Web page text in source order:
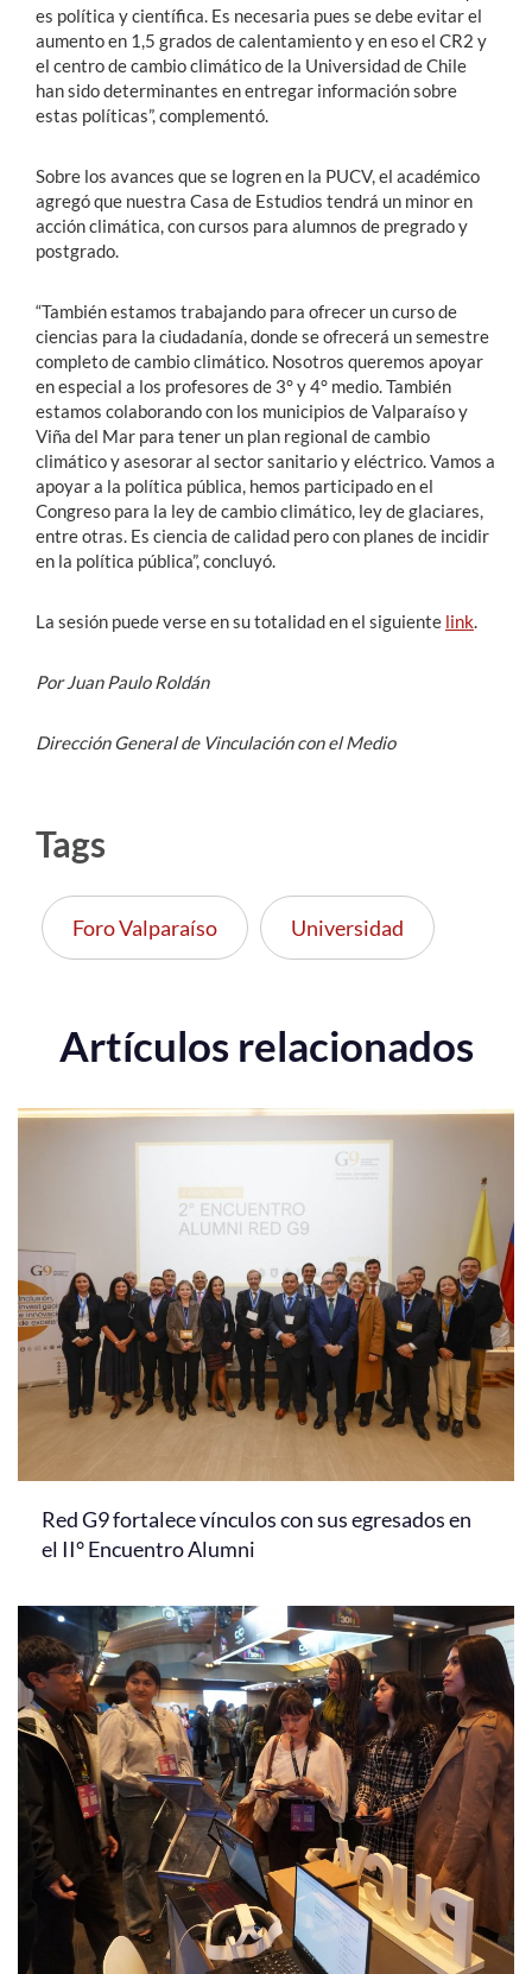
es política y científica. Es necesaria pues se debe evitar el
aumento en 1,5 grados de calentamiento y en eso el CR2 y
el centro de cambio climático de la Universidad de Chile
han sido determinantes en entregar información sobre
estas políticas”, complementó.
Sobre los avances que se logren en la PUCV, el académico
agregó que nuestra Casa de Estudios tendrá un minor en
acción climática, con cursos para alumnos de pregrado y
postgrado.
“También estamos trabajando para ofrecer un curso de
ciencias para la ciudadanía, donde se ofrecerá un semestre
completo de cambio climático. Nosotros queremos apoyar
en especial a los profesores de 3° y 4° medio. También
estamos colaborando con los municipios de Valparaíso y
Viña del Mar para tener un plan regional de cambio
climático y asesorar al sector sanitario y eléctrico. Vamos a
apoyar a la política pública, hemos participado en el
Congreso para la ley de cambio climático, ley de glaciares,
entre otras. Es ciencia de calidad pero con planes de incidir
en la política pública”, concluyó.
La sesión puede verse en su totalidad en el siguiente link.
Por Juan Paulo Roldán
Dirección General de Vinculación con el Medio
Tags
Foro Valparaíso Universidad
Artículos relacionados
Red G9 fortalece vínculos con sus egresados en
el II° Encuentro Alumni